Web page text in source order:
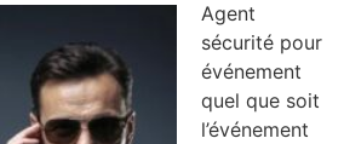
Agent
sécurité pour
événement
quel que soit
l’événement